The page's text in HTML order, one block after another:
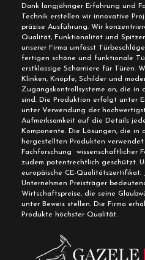
Dank langjähriger Erfahrung und
Technik erstellen wir innovative
präzise Ausführung. Wir
Qualität, Funktionalität und
unserer Firma umfasst
fertigen schöne und funktionale
erstklassige Scharniere für Türen.
Klinken, Knöpfe, Schilder und
Zugangskontrollsysteme an, die
sind. Die Produktion erfolgt unter
unter Verwendung der
Aufmerksamkeit auf die Details
Komponente. Die Lösungen, die in
hergestellten Produkten
Fachforschung wissenschaftlicher
zudem patentrechtlich geschützt.
europäische CE-Qualitätszertifikat.
Unternehmen Preisträger
Wirtschaftspreise, die seine
unter Beweis stellen. Die Firma
Produkte höchster Qualität.